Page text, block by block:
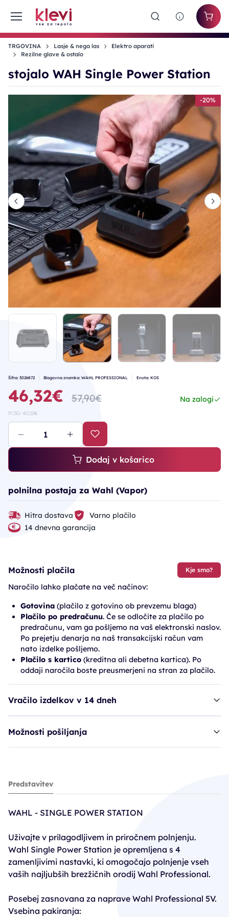
TRGOVINA Lasje & nega las
Elektro aparati
Rezilne glave & ostalo
stojalo WAH Single Power Station
-20%
Šifra: 3026872 Blagovna znamka: WAHL PROFESSIONAL Enota: KOS
46,32€ 57,90€ Na zalogi
PC30: 40,53€
Dodaj v košarico
polnilna postaja za Wahl (Vapor)
Hitra dostava
Varno plačilo
14 dnevna garancija
Možnosti plačila Kje smo?
Naročilo lahko plačate na več načinov:
Gotovina (plačilo z gotovino ob prevzemu blaga)
Plačilo po predračunu. Če se odločite za plačilo po
predračunu, vam ga pošljemo na vaš elektronski naslov.
Po prejetju denarja na naš transakcijski račun vam
nato izdelke pošljemo.
Plačilo s kartico (kreditna ali debetna kartica). Po
oddaji naročila boste preusmerjeni na stran za plačilo.
Vračilo izdelkov v 14 dneh
Možnosti pošiljanja
stojalo WAH Single Power Station
46,32€
57,90€
PC30: 40,53€
Predstavitev
WAHL - SINGLE POWER STATION
Uživajte v prilagodljivem in priročnem polnjenju.
Wahl Single Power Station je opremljena s 4
zamenljivimi nastavki, ki omogočajo polnjenje vseh
vaših najljubših brezžičnih orodij Wahl Professional.
Posebej zasnovana za naprave Wahl Professional 5V.
Vsebina pakiranja: